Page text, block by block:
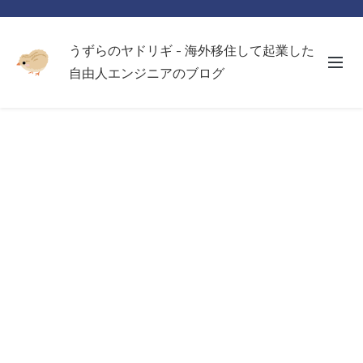
うずらのヤドリギ - 海外移住して起業した
自由人エンジニアのブログ